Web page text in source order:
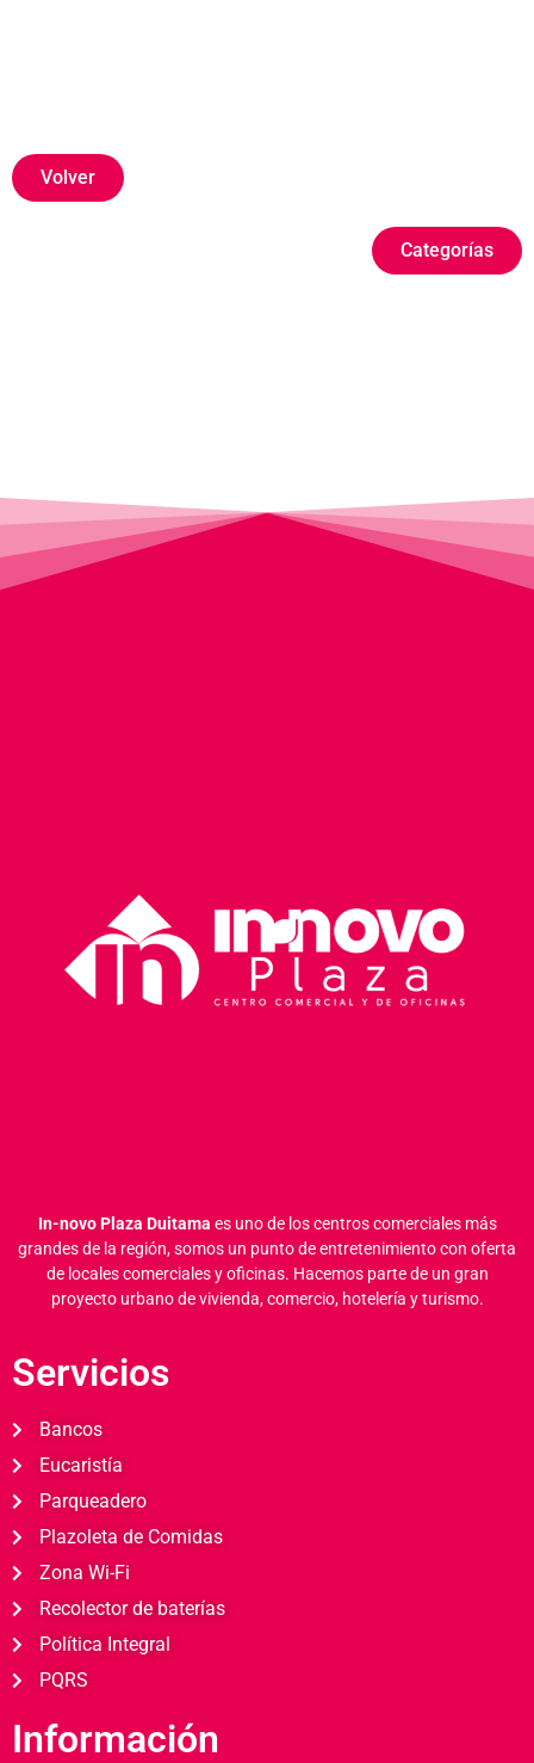
Volver
Categorías
In-novo Plaza Duitama es uno de los centros comerciales más
grandes de la región, somos un punto de entretenimiento con oferta
de locales comerciales y oficinas. Hacemos parte de un gran
proyecto urbano de vivienda, comercio, hotelería y turismo.
Servicios
Bancos
Eucaristía
Parqueadero
Plazoleta de Comidas
Zona Wi-Fi
Recolector de baterías
Política Integral
PQRS
Información